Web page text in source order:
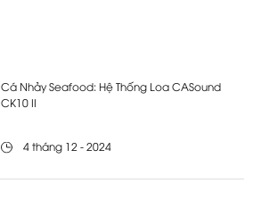
Cá Nhảy Seafood: Hệ Thống Loa CASound
CK10 II
4 tháng 12 - 2024